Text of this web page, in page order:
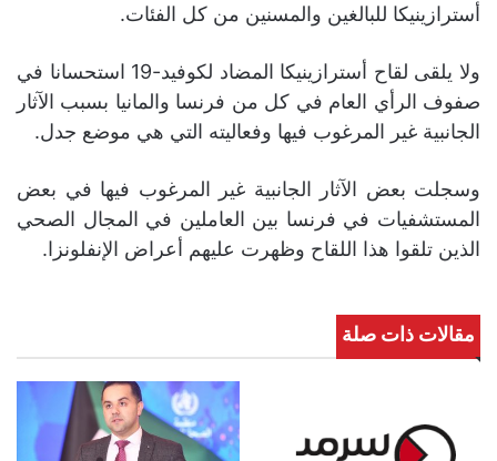
أسترازينيكا للبالغين والمسنين من كل الفئات.
ولا يلقى لقاح أسترازينيكا المضاد لكوفيد-19 استحسانا في
صفوف الرأي العام في كل من فرنسا والمانيا بسبب الآثار
الجانبية غير المرغوب فيها وفعاليته التي هي موضع جدل.
وسجلت بعض الآثار الجانبية غير المرغوب فيها في بعض
المستشفيات في فرنسا بين العاملين في المجال الصحي
الذين تلقوا هذا اللقاح وظهرت عليهم أعراض الإنفلونزا.
مقالات ذات صلة